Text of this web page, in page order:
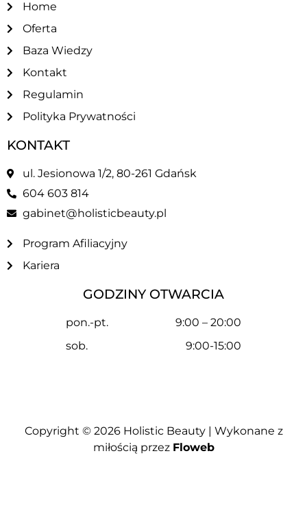
Home
Oferta
Baza Wiedzy
Kontakt
Regulamin
Polityka Prywatności
KONTAKT
ul. Jesionowa 1/2, 80-261 Gdańsk
604 603 814
gabinet@holisticbeauty.pl
Program Afiliacyjny
Kariera
GODZINY OTWARCIA
pon.-pt.
9:00 – 20:00
sob.
9:00-15:00
Copyright © 2026 Holistic Beauty| Wykonane z
miłością przez Floweb